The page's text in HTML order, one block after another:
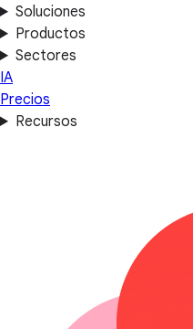
Soluciones
Productos
Sectores
IA
Precios
Recursos